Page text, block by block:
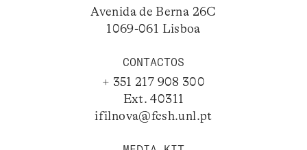
Avenida de Berna 26C
1069-061 Lisboa
CONTACTOS
+ 351 217 908 300
Ext. 40311
ifilnova@fcsh.unl.pt